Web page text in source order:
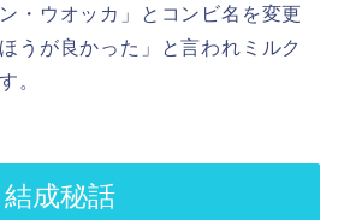
・ウオッカ」とコンビ名を変更
うが良かった」と言われミルク
。
成秘話